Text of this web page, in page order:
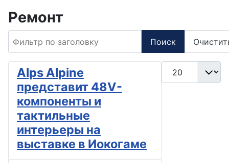
Ремонт
Поиск
Кол-во строк:
Alps Alpine
представит 48V-
компоненты и
тактильные
интерьеры на
выставке в Иокогаме